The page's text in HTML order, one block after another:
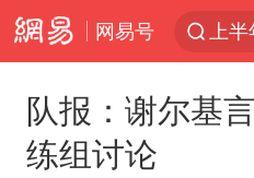
网易号
《披
队报：谢尔基
练组讨论